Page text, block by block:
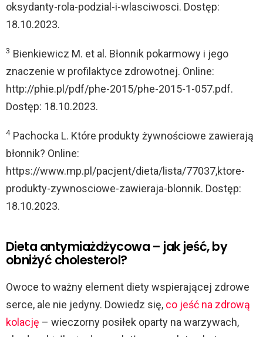
oksydanty-rola-podzial-i-wlasciwosci. Dostęp:
18.10.2023.
3 Bienkiewicz M. et al. Błonnik pokarmowy i jego
znaczenie w profilaktyce zdrowotnej. Online:
http://phie.pl/pdf/phe-2015/phe-2015-1-057.pdf.
Dostęp: 18.10.2023.
4 Pachocka L. Które produkty żywnościowe zawierają
błonnik? Online:
https://www.mp.pl/pacjent/dieta/lista/77037,ktore-
produkty-zywnosciowe-zawieraja-blonnik. Dostęp:
18.10.2023.
Dieta antymiażdżycowa – jak jeść, by
obniżyć cholesterol?
Owoce to ważny element diety wspierającej zdrowe
serce, ale nie jedyny. Dowiedz się, co jeść na zdrową
kolację – wieczorny posiłek oparty na warzywach,